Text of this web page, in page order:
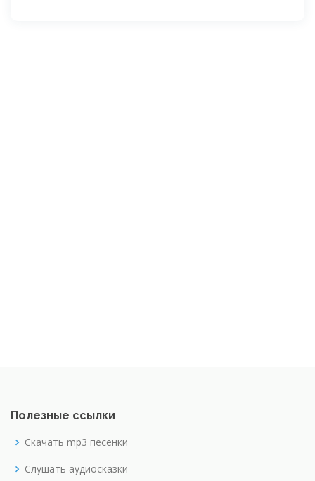
Полезные ссылки
Скачать mp3 песенки
Слушать аудиосказки